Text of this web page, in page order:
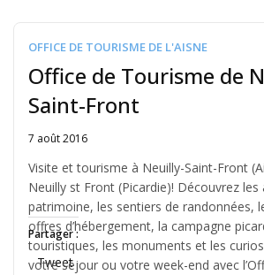
OFFICE DE TOURISME DE L'AISNE
Office de Tourisme de
Saint-Front
Written
Jérémie
7 août 2016
Visite et tourisme à Neuilly-Saint-Front
Neuilly st Front (Picardie)! Découvrez
patrimoine, les sentiers de randonnées,
offres d’hébergement, la campagne
touristiques, les monuments et les
votre séjour ou votre week-end avec
Partager :
Tweet